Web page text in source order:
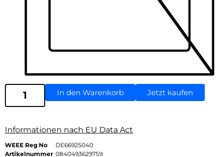
In den Warenkorb Jetzt kaufen
Informationen nach EU Data Act
WEEE Reg No
DE66925040
Artikelnummer 0840493629759